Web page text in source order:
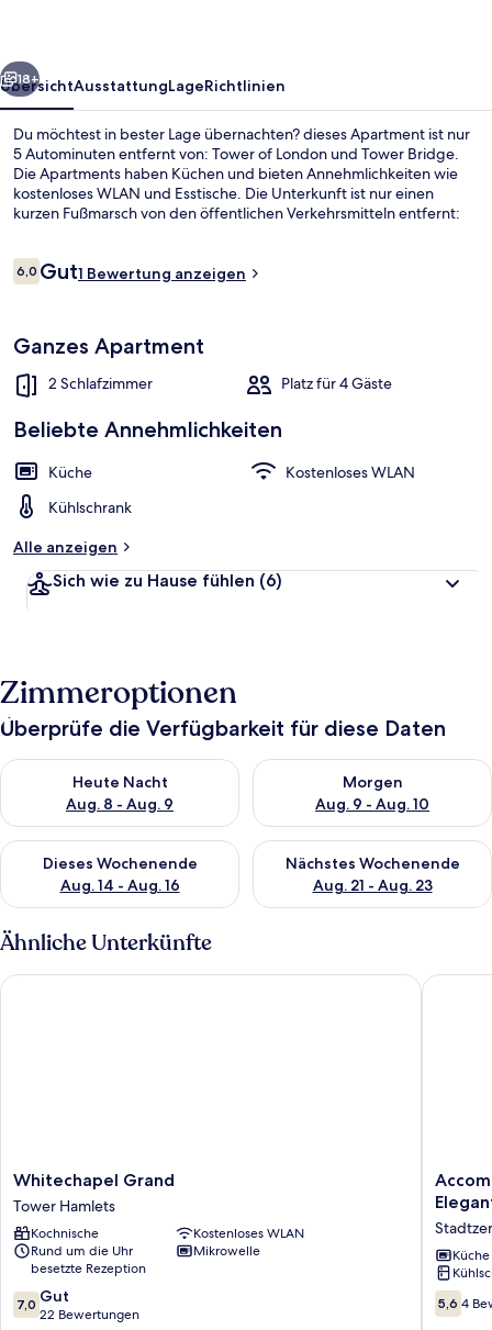
Weiter
18+
ÜbersichtAusstattungLageRichtlinien
Du möchtest in bester Lage übernachten? dieses Apartment ist nur
5 Autominuten entfernt von: Tower of London und Tower Bridge.
Die Apartments haben Küchen und bieten Annehmlichkeiten wie
kostenloses WLAN und Esstische. Die Unterkunft ist nur einen
kurzen Fußmarsch von den öffentlichen Verkehrsmitteln entfernt:
Bewertungen
6,06,0 von 10.
Gut1 Bewertung anzeigen
Ganzes Apartment
2 Schlafzimmer Platz für 4 Gäste
Beliebte Annehmlichkeiten
Küche
Kostenloses WLAN
Kühlschrank
Alle anzeigen
Sich wie zu Hause fühlen (6)
Zimmeroptionen
Überprüfe die Verfügbarkeit für diese Daten
Heute Nacht
Aug. 8 - Aug. 9
Überprüfe die Verfügbarkeit für heute Nacht, Aug. 8 - Aug. 9.
Morgen
Aug. 9 - Aug. 10
Überprüfe die Verfügbarkeit
Dieses Wochenende
Aug. 14 - Aug. 16
Überprüfe die Verfügbarkeit für dieses Wochenende, Aug. 14
Nächstes Wochenende
Aug. 21 - Aug. 23
Überprüfe die Verfügbarkeit
Ähnliche Unterkünfte
Whitechapel
Grand
Tower
Hamlets
Whitechapel Grand
Tower Hamlets
Kochnische
Kostenloses WLAN
Rund um die Uhr
besetzte Rezeption
Mikrowelle
7.0
von
7,0 Gut
22 Bewertungen
Whitechapel Grand
London
-
&
Elegant
Küche
5.6
von
5,6 4